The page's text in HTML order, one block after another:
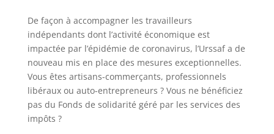
De façon à accompagner les travailleurs
indépendants dont l’activité économique est
impactée par l’épidémie de coronavirus, l’Urssaf a de
nouveau mis en place des mesures exceptionnelles.
Vous êtes artisans-commerçants, professionnels
libéraux ou auto-entrepreneurs ? Vous ne bénéficiez
pas du Fonds de solidarité géré par les services des
impôts ?